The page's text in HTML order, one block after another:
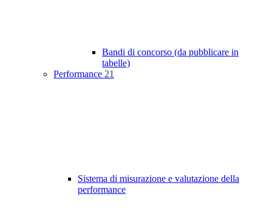
Bandi di concorso (da pubblicare in
tabelle)
Performance 21
Sistema di misurazione e valutazione della
performance